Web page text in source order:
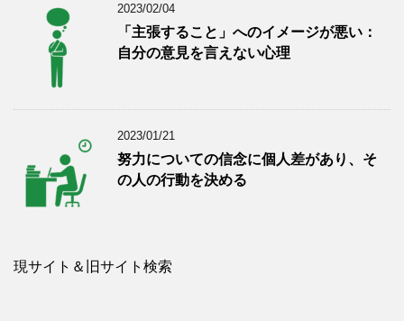
2023/02/04
「主張すること」へのイメージが悪い：
自分の意見を言えない心理
2023/01/21
努力についての信念に個人差があり、そ
の人の行動を決める
現サイト＆旧サイト検索